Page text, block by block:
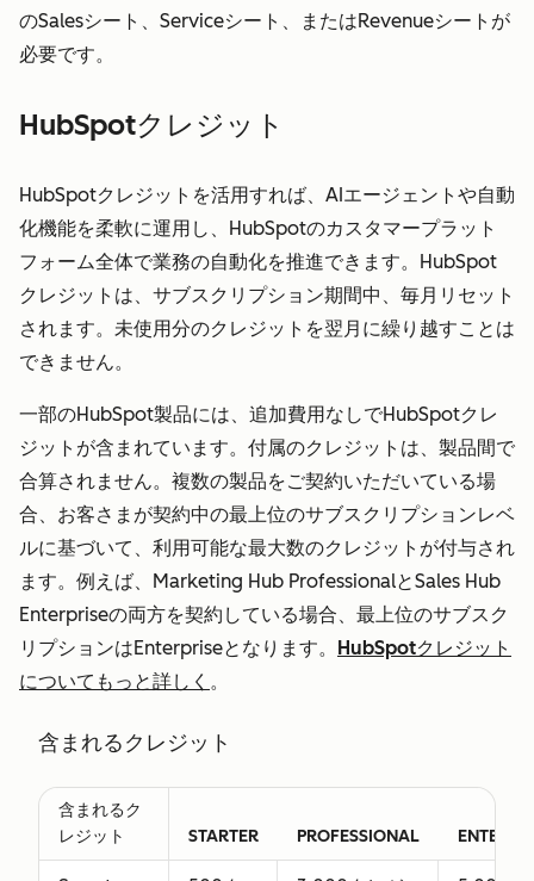
または
Enterprise
のアクセス
ます。Sales
シートに
は、コアシ
ートのアク
セス権も含
まれます。
Serviceシー
ト
カスタマー
サービスチ
ーム向けの
高度な機能
を含む、
Service Hub
Professional
Enterprise
のアクセス
権を付与し
なし
Service Hub
Professional
の全機能
Hub
の全
のSalesシート、Serviceシート、またはRevenueシートが
必要です。
HubSpotクレジット
HubSpotクレジットを活用すれば、AIエージェントや自動
化機能を柔軟に運用し、HubSpotのカスタマープラット
フォーム全体で業務の自動化を推進できます。HubSpot
クレジットは、サブスクリプション期間中、毎月リセット
されます。未使用分のクレジットを翌月に繰り越すことは
できません。
一部のHubSpot製品には、追加費用なしでHubSpotクレ
ジットが含まれています。付属のクレジットは、製品間で
合算されません。複数の製品をご契約いただいている場
合、お客さまが契約中の最上位のサブスクリプションレベ
ルに基づいて、利用可能な最大数のクレジットが付与され
ます。例えば、Marketing Hub ProfessionalとSales Hub
Enterpriseの両方を契約している場合、最上位のサブスク
リプションはEnterpriseとなります。 HubSpotクレジット
についてもっと詳しく 。
含まれるクレジット
含まれるク
レジット
STARTER PROFESSIONAL